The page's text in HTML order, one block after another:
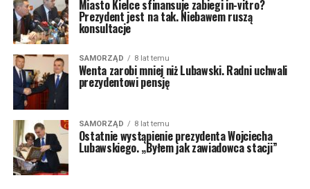
Miasto Kielce sfinansuje zabiegi in-vitro?
Prezydent jest na tak. Niebawem ruszą
konsultacje
SAMORZĄD 8 lat temu
Wenta zarobi mniej niż Lubawski. Radni uchwali
prezydentowi pensję
SAMORZĄD 8 lat temu
Ostatnie wystąpienie prezydenta Wojciecha
Lubawskiego. „Byłem jak zawiadowca stacji”